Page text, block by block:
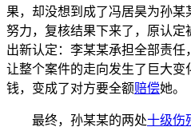
果，却没想到成了冯居昊为孙
努力，复核结果下来了，原认
出新认定：李某某承担全部责任
让整个案件的走向发生了巨大变
钱，变成了对方要全额赔偿她。
最终，孙某某的两处十级伤